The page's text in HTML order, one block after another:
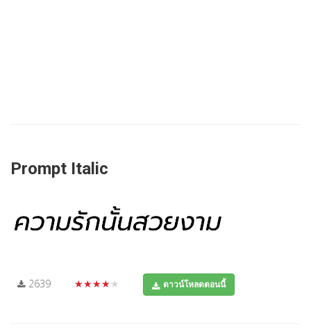
Prompt Italic
2639 ★★★★★ ดาวน์โหลดตอนนี้